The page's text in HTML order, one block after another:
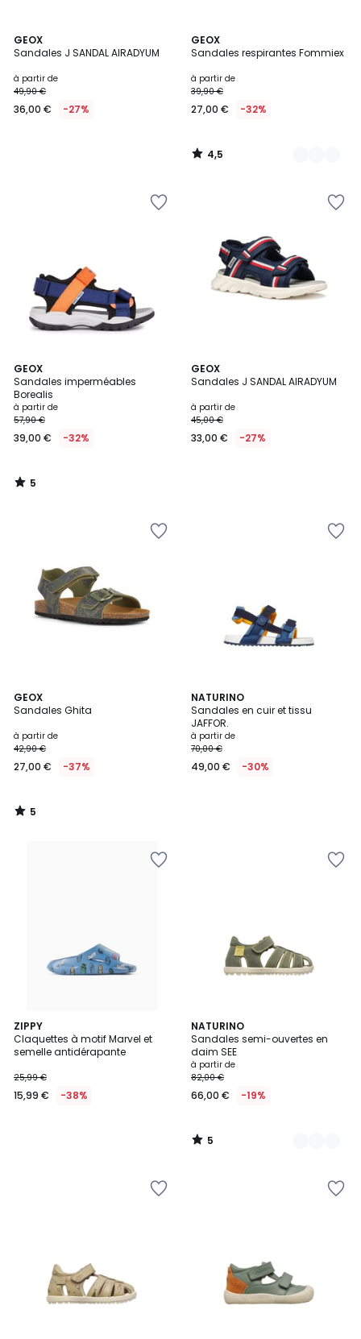
GEOX
Sandales J SANDAL AIRADYUM
à partir de
49,90 €
36,00 € -27%
GEOX
Sandales respirantes Fommiex
à partir de
39,90 €
27,00 € -32%
4,5
/ 5
2
Couleurs
4,5
/
GEOX
Sandales imperméables
Borealis
à partir de
57,90 €
39,00 € -32%
5
/
5
5
/
GEOX
Sandales J SANDAL AIRADYUM
à partir de
45,00 €
33,00 € -27%
GEOX
Sandales Ghita
à partir de
42,90 €
27,00 € -37%
5
/
5
/
NATURINO
Sandales en cuir et tissu
JAFFOR.
à partir de
70,00 €
49,00 € -30%
ZIPPY
Claquettes à motif Marvel et
semelle antidérapante
25,99 €
15,99 € -38%
NATURINO
Sandales semi-ouvertes en
daim SEE
à partir de
82,00 €
66,00 € -19%
5
/
5
2
Couleurs
5
/